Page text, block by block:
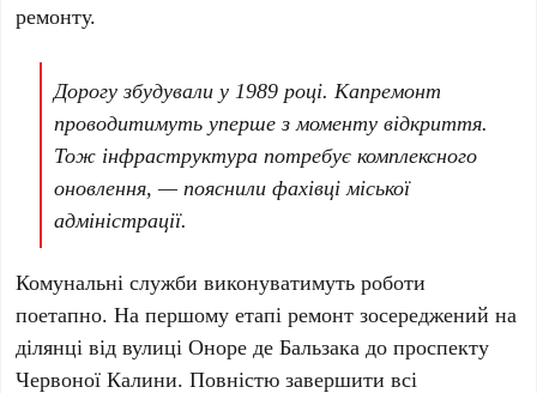
ремонту.
Дорогу збудували у1989 році. Капремонт
проводитимуть уперше з моменту відкриття.
Тож інфраструктура потребує комплексного
оновлення, — пояснили фахівці міської
адміністрації.
Комунальні служби виконуватимуть роботи
поетапно. На першому етапі ремонт зосереджений на
ділянці від вулиці Оноре де Бальзака до проспекту
Червоної Калини. Повністю завершити всі